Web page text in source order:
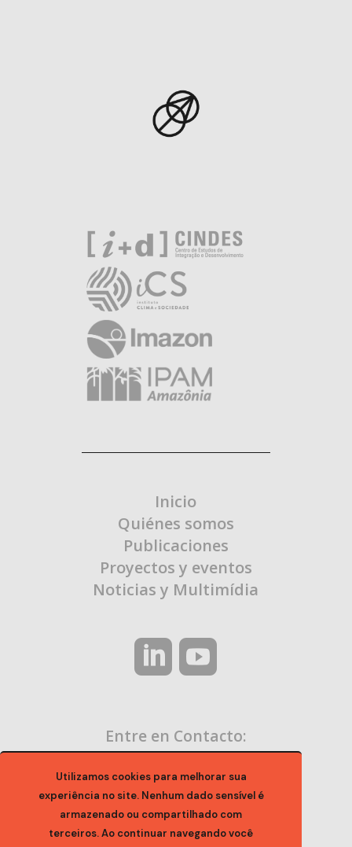
Utilizamos cookies para melhorar sua
experiência no site. Nenhum dado sensível é
armazenado ou compartilhado com
terceiros. Ao continuar navegando você
Inicio
Quiénes somos
Publicaciones
Proyectos y eventos
Noticias y Multimídia
Entre en Contacto: